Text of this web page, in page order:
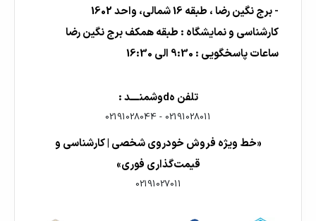
- برج نگین رضا ، طبقه 16 شمالی، واحد 1602
کارشناسی و نمایشگاه : طبقه همکف برج نگین رضا
ساعات پاسخگویی : 9:30 الی 16:30
تلفن هdوشمنــــد :
02191028011
-
02191028044
«خط ویژه فروش خودروی شخصی | کارشناسی و
قیمت‌گذاری فوری»
02191027011